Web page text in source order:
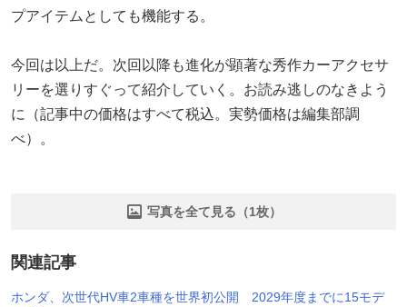
プアイテムとしても機能する。
今回は以上だ。次回以降も進化が顕著な秀作カーアクセサ
リーを選りすぐって紹介していく。お読み逃しのなきよう
に（記事中の価格はすべて税込。実勢価格は編集部調
べ）。
写真を全て見る（1枚）
関連記事
ホンダ、次世代HV車2車種を世界初公開 2029年度までに15モデ